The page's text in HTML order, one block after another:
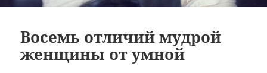
Восемь отличий мудрой
женщины от умной